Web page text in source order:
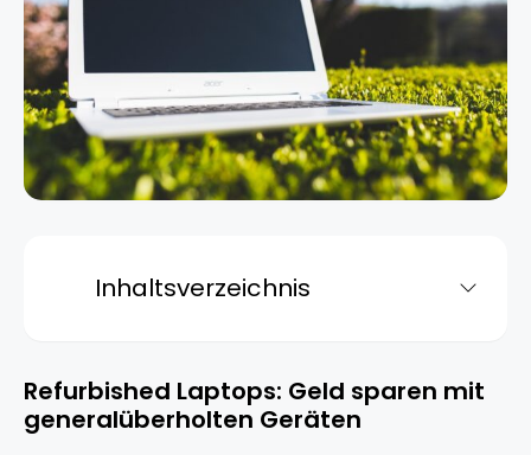
Inhaltsverzeichnis
Refurbished Laptops: Geld sparen mit
generalüberholten Geräten